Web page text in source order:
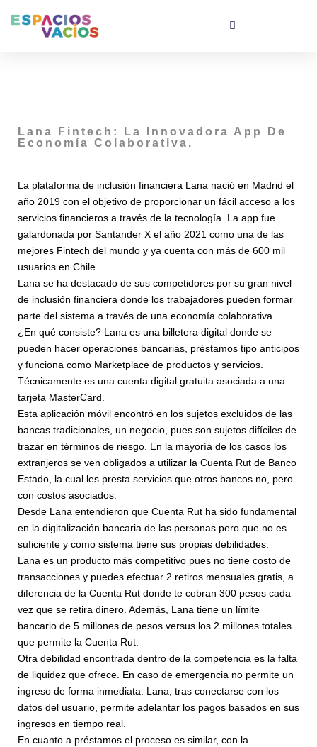
Lana Fintech: La Innovadora App De
Economía Colaborativa.
La plataforma de inclusión financiera Lana nació en Madrid el
año 2019 con el objetivo de proporcionar un fácil acceso a los
servicios financieros a través de la tecnología. La app fue
galardonada por Santander X el año 2021 como una de las
mejores Fintech del mundo y ya cuenta con más de 600 mil
usuarios en Chile.
Lana se ha destacado de sus competidores por su gran nivel
de inclusión financiera donde los trabajadores pueden formar
parte del sistema a través de una economía colaborativa
¿En qué consiste? Lana es una billetera digital donde se
pueden hacer operaciones bancarias, préstamos tipo anticipos
y funciona como Marketplace de productos y servicios.
Técnicamente es una cuenta digital gratuita asociada a una
tarjeta MasterCard.
Esta aplicación móvil encontró en los sujetos excluidos de las
bancas tradicionales, un negocio, pues son sujetos difíciles de
trazar en términos de riesgo. En la mayoría de los casos los
extranjeros se ven obligados a utilizar la Cuenta Rut de Banco
Estado, la cual les presta servicios que otros bancos no, pero
con costos asociados.
Desde Lana entendieron que Cuenta Rut ha sido fundamental
en la digitalización bancaria de las personas pero que no es
suficiente y como sistema tiene sus propias debilidades.
Lana es un producto más competitivo pues no tiene costo de
transacciones y puedes efectuar 2 retiros mensuales gratis, a
diferencia de la Cuenta Rut donde te cobran 300 pesos cada
vez que se retira dinero. Además, Lana tiene un límite
bancario de 5 millones de pesos versus los 2 millones totales
que permite la Cuenta Rut.
Otra debilidad encontrada dentro de la competencia es la falta
de liquidez que ofrece. En caso de emergencia no permite un
ingreso de forma inmediata. Lana, tras conectarse con los
datos del usuario, permite adelantar los pagos basados en sus
ingresos en tiempo real.
En cuanto a préstamos el proceso es similar, con la